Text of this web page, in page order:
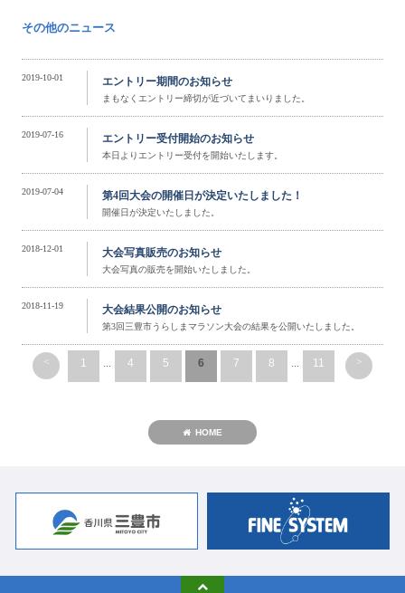
その他のニュース
2019-10-01 エントリー期間のお知らせ
まもなくエントリー締切が近づいてまいりました。
2019-07-16 エントリー受付開始のお知らせ
本日よりエントリー受付を開始いたします。
2019-07-04 第4回大会の開催日が決定いたしました！
開催日が決定いたしました。
2018-12-01 大会写真販売のお知らせ
大会写真の販売を開始いたしました。
2018-11-19 大会結果公開のお知らせ
第3回三豊市うらしまマラソン大会の結果を公開いたしました。
< 1 ... 4 5 6 7 8 ... 11 >
HOME